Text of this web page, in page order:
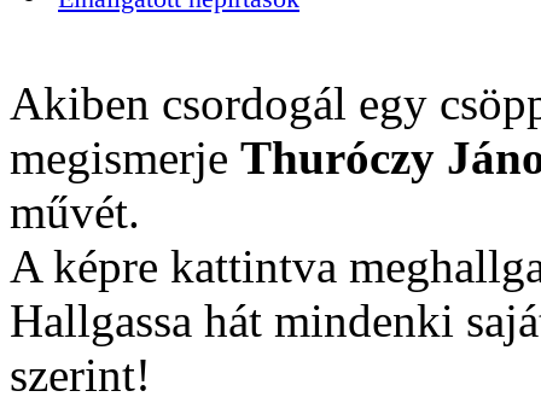
Akiben csordogál egy
megismerje Thuróczy
művét.
A képre kattintva
Hallgassa hát mindenki
szerint!